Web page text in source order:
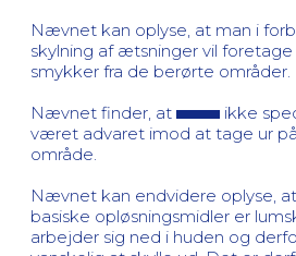
Nævnet kan oplyse, at man i
skylning af ætsninger vil
smykker fra de berørte områder.
Nævnet finder, at
ikke
været advaret imod at tage ur
område.
Nævnet kan endvidere oplyse,
basiske opløsningsmidler er
arbejder sig ned i huden og